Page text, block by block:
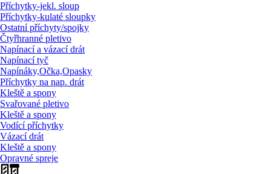
Příchytky-jekl. sloup
Příchytky-kulaté sloupky
Ostatní příchyty/spojky
Čtyřhranné pletivo
Napínací a vázací drát
Napínací tyč
Napínáky,Očka,Opasky
Příchytky na nap. drát
Kleště a spony
Svařované pletivo
Kleště a spony
Vodící příchytky
Vázací drát
Kleště a spony
Opravné spreje